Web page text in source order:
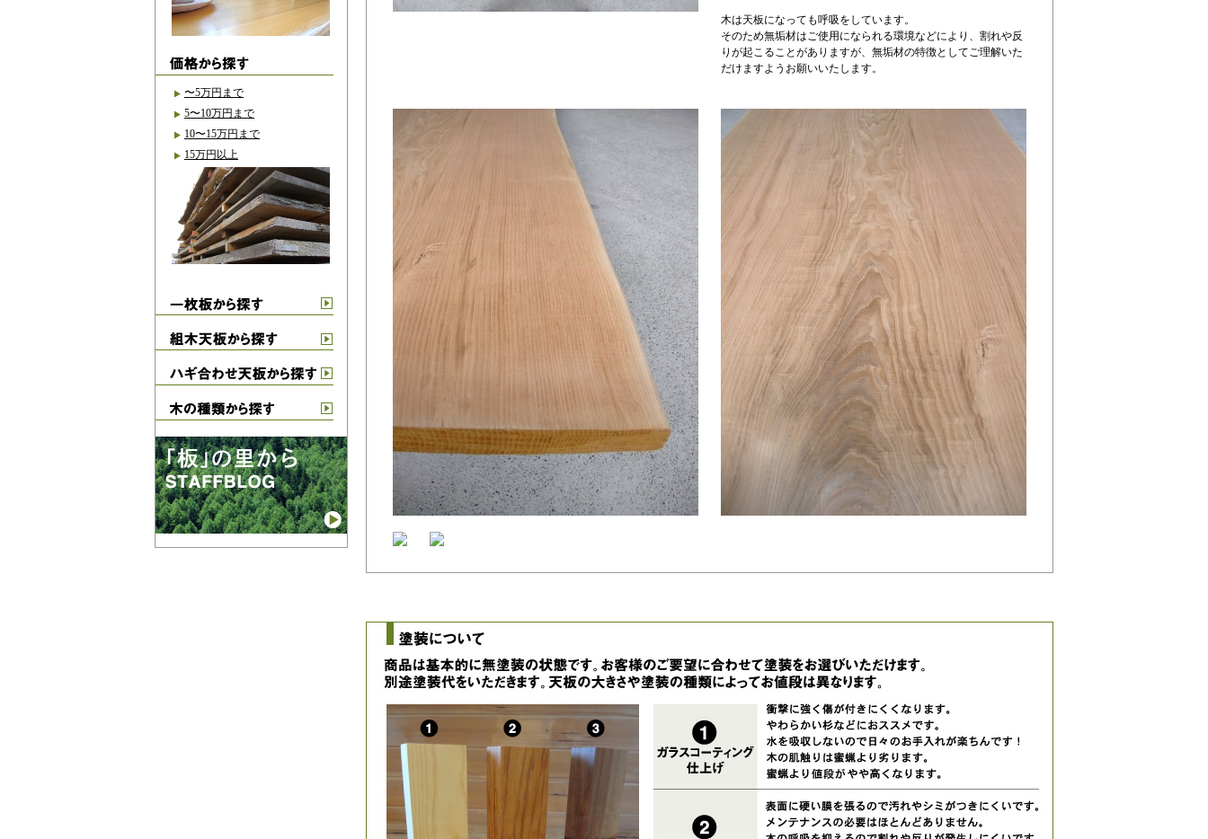
〜5万円まで
5〜10万円まで
10〜15万円まで
15万円以上
木は天板になっても呼吸をしています。
そのため無垢材はご使用になられる環境などにより、割れや反
りが起こることがありますが、無垢材の特徴としてご理解いた
だけますようお願いいたします。